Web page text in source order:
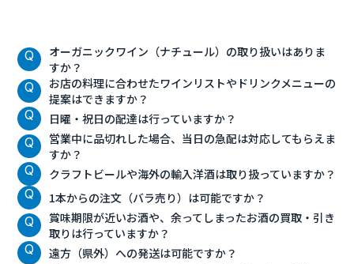
オーガニックワイン（ナチュール）の取り扱いはありま
すか？
お店の料理に合わせたワインリストやドリンクメニューの
提案はできますか？
日曜・祝日の配達は行っていますか？
営業中に品切れした場合、当日の急配は対応してもらえま
すか？
クラフトビールや海外の輸入洋酒は取り扱っていますか？
1本からの注文（バラ売り）は可能ですか？
賞味期限が近いお酒や、余ってしまったお酒の買取・引き
取りは行っていますか？
遠方（県外）への発送は可能ですか？